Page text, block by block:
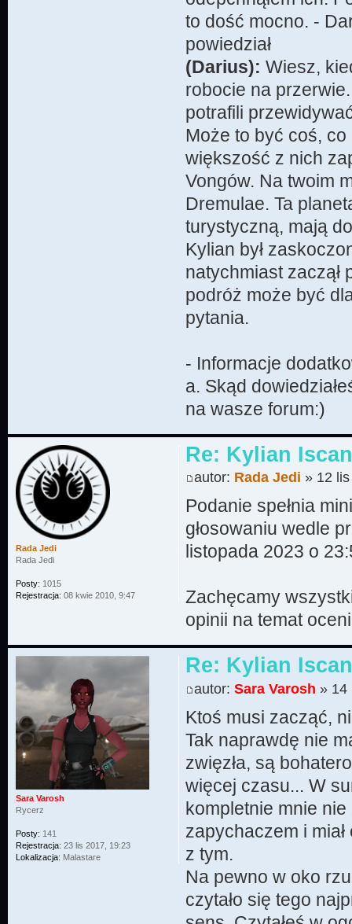
to dość mocno. -
powiedział
(Darius): Wiesz,
robocie na
potrafili
Może to być coś,
większość z nich
Vongów. Na twoim
Dremulae. Ta
turystyczną, mają
Kylian był
natychmiast zaczął
podróż może być
pytania.
- Informacje
a. Skąd
na wasze forum:)
Re: Kylian
autor: Rada Jedi » 12
Podanie spełnia
głosowaniu wedle
listopada 2023 o
Zachęcamy
opinii na temat
Rada Jedi
Rada Jedi
Posty: 1015
Rejestracja: 08 kwie 2010, 9:47
Re: Kylian
autor:Sara Varosh » 14
Ktoś musi zacząć,
Tak naprawdę nie
zwięzła, są
więcej czasu... W
kompletnie mnie nie
zapychaczem i
z tym.
Na pewno w oko
czytało się tego
Sara Varosh
Rycerz
Posty: 141
Rejestracja: 23 lis 2017, 19:23
Lokalizacja: Malastare